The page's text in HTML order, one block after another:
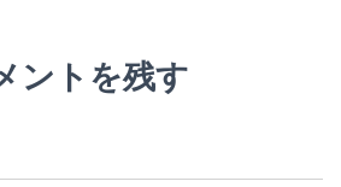
ントを残す